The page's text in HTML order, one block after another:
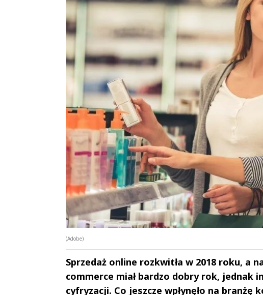
(Adobe)
Sprzedaż online rozkwitła w 2018 roku, a
commerce miał bardzo dobry rok, jednak
cyfryzacji. Co jeszcze wpłynęło na branżę
Andrzej i Marta
Marta i Andrzej